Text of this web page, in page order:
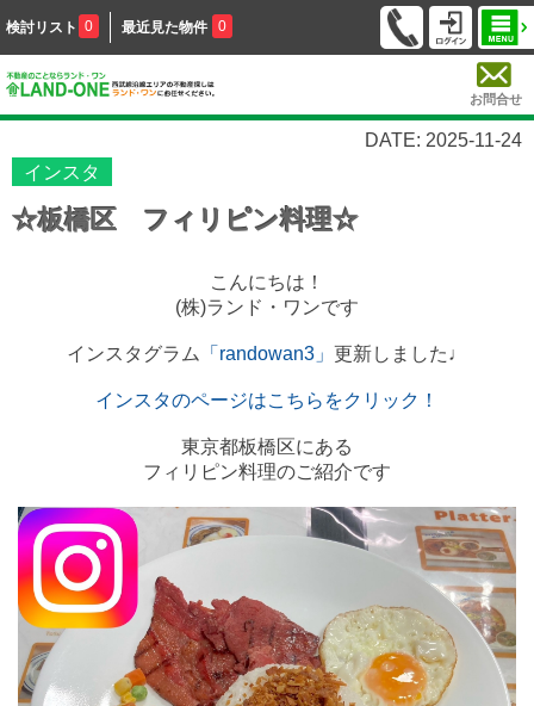
検討リスト 0 最近見た物件 0
お問合せ
DATE: 2025-11-24
インスタ
☆板橋区 フィリピン料理☆
こんにちは！
(株)ランド・ワンです
インスタグラム 「randowan3」 更新しました♩
インスタのページはこちらをクリック！
東京都板橋区にある
フィリピン料理のご紹介です